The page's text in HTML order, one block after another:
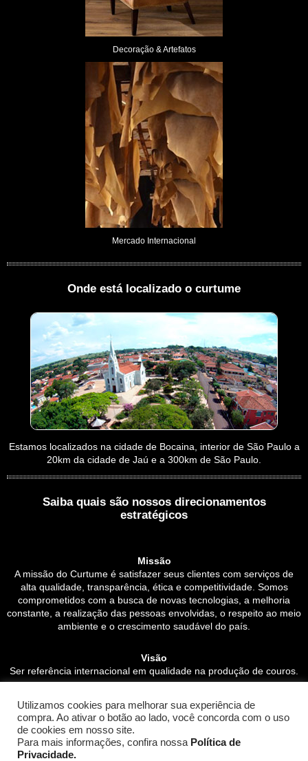
Decoração & Artefatos
Mercado Internacional
Onde está localizado o curtume
Estamos localizados na cidade de Bocaina, interior de São Paulo a
20km da cidade de Jaú e a 300km de São Paulo.
Saiba quais são nossos direcionamentos
estratégicos
Missão
A missão do Curtume é satisfazer seus clientes com serviços de
alta qualidade, transparência, ética e competitividade. Somos
comprometidos com a busca de novas tecnologias, a melhoria
constante, a realização das pessoas envolvidas, o respeito ao meio
ambiente e o crescimento saudável do país.
Visão
Ser referência internacional em qualidade na produção de couros.
Valores
Qualidade e excelência em tudo o que realizado;
Segurança no ambiente de trabalho;
Simplicidade;
Utilizamos cookies para melhorar sua experiência de
compra. Ao ativar o botão ao lado, você concorda com o uso
de cookies em nosso site.
Para mais informações, confira nossa Política de
Privacidade.